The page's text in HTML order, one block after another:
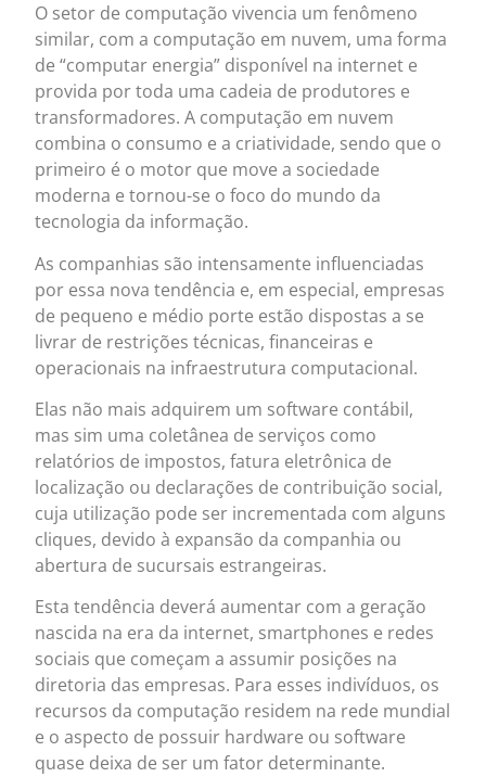
O setor de computação vivencia um fenômeno
similar, com a computação em nuvem, uma forma
de “computar energia” disponível na internet e
provida por toda uma cadeia de produtores e
transformadores. A computação em nuvem
combina o consumo e a criatividade, sendo que o
primeiro é o motor que move a sociedade
moderna e tornou-se o foco do mundo da
tecnologia da informação.
As companhias são intensamente influenciadas
por essa nova tendência e, em especial, empresas
de pequeno e médio porte estão dispostas a se
livrar de restrições técnicas, financeiras e
operacionais na infraestrutura computacional.
Elas não mais adquirem um software contábil,
mas sim uma coletânea de serviços como
relatórios de impostos, fatura eletrônica de
localização ou declarações de contribuição social,
cuja utilização pode ser incrementada com alguns
cliques, devido à expansão da companhia ou
abertura de sucursais estrangeiras.
Esta tendência deverá aumentar com a geração
nascida na era da internet, smartphones e redes
sociais que começam a assumir posições na
diretoria das empresas. Para esses indivíduos, os
recursos da computação residem na rede mundial
e o aspecto de possuir hardware ou software
quase deixa de ser um fator determinante.